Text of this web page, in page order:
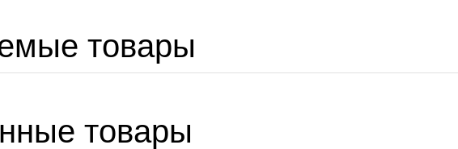
товары
товары